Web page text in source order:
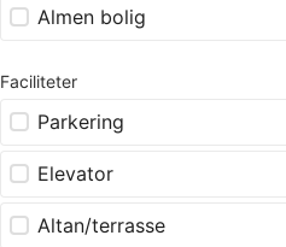
Almen bolig
Faciliteter
Parkering
Elevator
Altan/terrasse